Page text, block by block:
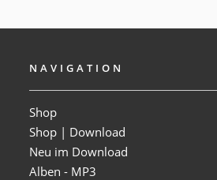
NAVIGATION
Shop
Shop | Download
Neu im Download
Alben - MP3